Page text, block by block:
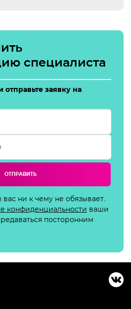
специалиста
заявку на
ни к чему не обязывает.
конфиденциальности ваши
посторонним
ОТПРАВИТЬ